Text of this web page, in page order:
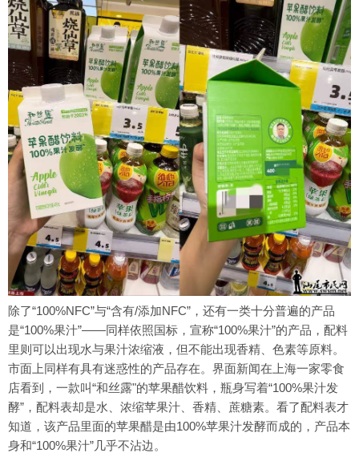
除了“100%NFC”与“含有/添加NFC”，还有一类十分普遍的产品
是“100%果汁”——同样依照国标，宣称“100%果汁”的产品，配料
里则可以出现水与果汁浓缩液，但不能出现香精、色素等原料。
市面上同样有具有迷惑性的产品存在。界面新闻在上海一家零食
店看到，一款叫“和丝露"的苹果醋饮料，瓶身写着“100%果汁发
酵”，配料表却是水、浓缩苹果汁、香精、蔗糖素。看了配料表才
知道，该产品里面的苹果醋是由100%苹果汁发酵而成的，产品本
身和“100%果汁”几乎不沾边。